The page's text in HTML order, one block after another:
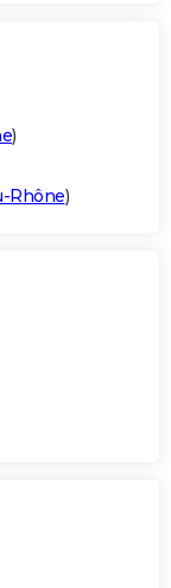
)
Rhône)